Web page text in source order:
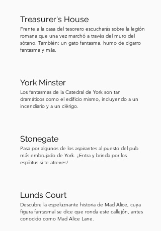
fanático de Potter, puedes encontrar
algunas tiendas encantadoras como
The Shop That Must Not Be Named y
lugar perfecto para tomar fotografías
que parecen transportarte atrás en el
tiempo. Esta calle histórica también
del siglo XVI que fue martirizada por
esconder sacerdotes en su hogar.
Puedes pausar el recorrido aquí para
santuario. Después de esto, haremos
una breve parada en el Golden Fleece
que está justo a la vuelta de la esquina.
Treasurer's House
Frente a la casa del tesorero escucharás sobre la legión
romana que una vez marchó a través del muro del
sótano. También: un gato fantasma, humo de cigarro
fantasma y más.
York Minster
Los fantasmas de la Catedral de York son tan
dramáticos como el edificio mismo, incluyendo a un
incendiario y a un clérigo.
Stonegate
Pasa por algunos de los aspirantes al puesto del pub
más embrujado de York. ¡Entra y brinda por los
espíritus si te atreves!
Lunds Court
Descubre la espeluznante historia de Mad Alice, cuya
figura fantasmal se dice que ronda este callejón, antes
conocido como Mad Alice Lane.